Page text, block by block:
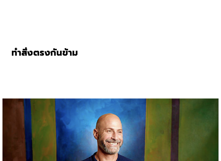
ทำสิ่งตรงกันข้าม